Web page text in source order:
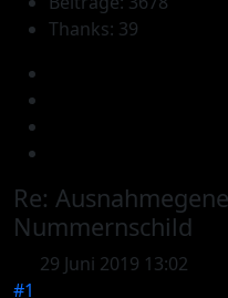
Thanks: 39
Re:
Nummernschild
29 Juni 2019 13:02
#1